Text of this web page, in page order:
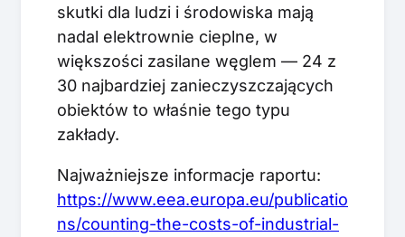
skutki dla ludzi i środowiska mają
nadal elektrownie cieplne, w
większości zasilane węglem — 24 z
30 najbardziej zanieczyszczających
obiektów to właśnie tego typu
zakłady.
Najważniejsze informacje raportu:
https://www.eea.europa.eu/publicatio
ns/counting-the-costs-of-industrial-